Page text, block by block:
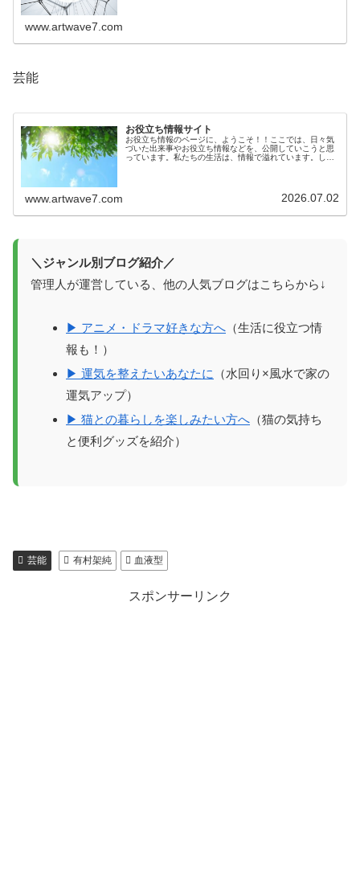
www.artwave7.com
芸能
お役立ち情報サイト
お役立ち情報のページに、ようこそ！！ここでは、日々気
づいた出来事やお役立ち情報などを、公開していこうと思
っています。私たちの生活は、情報で溢れています。しか
www.artwave7.com 2026.07.02
＼ジャンル別ブログ紹介／
管理人が運営している、他の人気ブログはこちらから↓
▶ アニメ・ドラマ好きな方へ （生活に役立つ情
報も！）
▶ 運気を整えたいあなたに
（水回り×風水で家の
運気アップ）
▶ 猫との暮らしを楽しみたい方へ （猫の気持ち
と便利グッズを紹介）
芸能 有村架純 血液型
スポンサーリンク